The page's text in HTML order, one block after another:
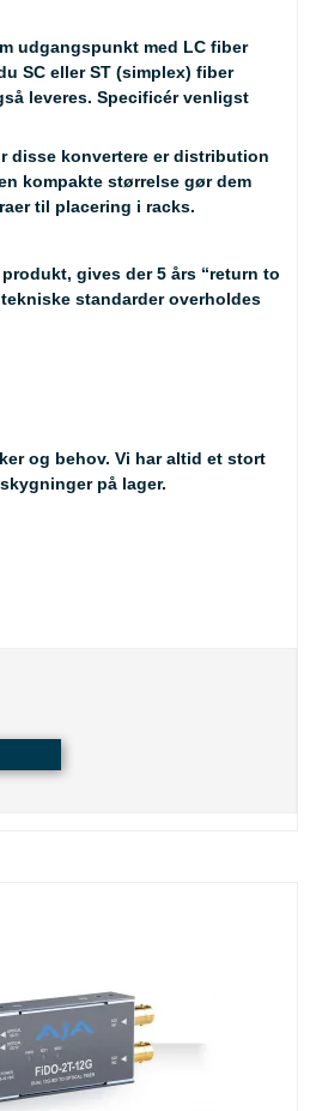
udgangspunkt med LC fiber
SC eller ST (simplex) fiber
leveres. Specificér venligst
disse konvertere er distribution
kompakte størrelse gør dem
til placering i racks.
produkt, gives der 5 års “return to
standarder overholdes
og behov. Vi har altid et stort
på lager.